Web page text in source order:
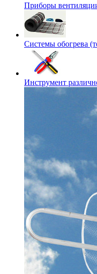
Приборы
Системы обогрева
Инструмент